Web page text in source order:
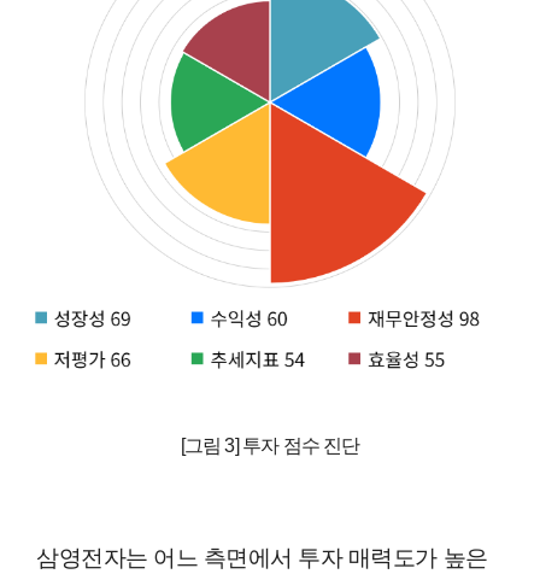
[그림 3] 투자 점수 진단
삼영전자는 어느 측면에서 투자 매력도가 높은